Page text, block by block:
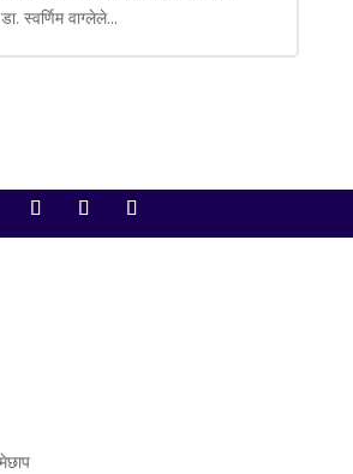
स्वर्णिम वाग्लेले...